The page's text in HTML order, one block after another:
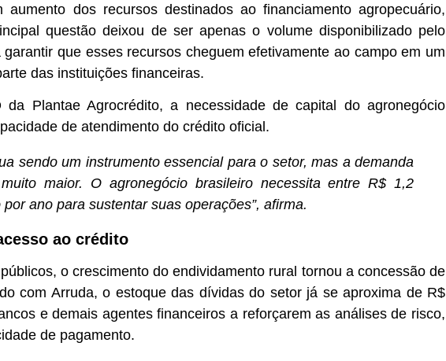
dos recursos destinados ao financiamento agropecuário,
questão deixou de ser apenas o volume disponibilizado pelo
que esses recursos cheguem efetivamente ao campo em um
das instituições financeiras.
da Plantae Agrocrédito, a necessidade de capital do agronegócio
de atendimento do crédito oficial.
sendo um instrumento essencial para o setor, mas a demanda
maior. O agronegócio brasileiro necessita entre R$ 1,2
ano para sustentar suas operações”, afirma.
ao crédito
o crescimento do endividamento rural tornou a concessão de
com Arruda, o estoque das dívidas do setor já se aproxima de R$
e demais agentes financeiros a reforçarem as análises de risco,
de pagamento.